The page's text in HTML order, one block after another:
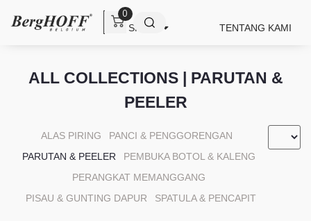
SHOP TENTANG KAMI
0
ALL COLLECTIONS | PARUTAN &
PEELER
ALAS PIRING
PANCI & PENGGORENGAN
PARUTAN & PEELER
PEMBUKA BOTOL & KALENG
PERANGKAT MEMANGGANG
PISAU & GUNTING DAPUR
SPATULA & PENCAPIT